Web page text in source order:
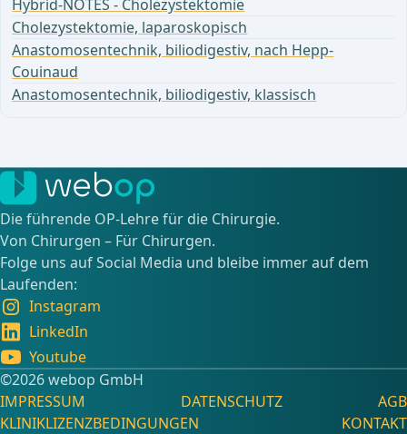
Hybrid-NOTES - Cholezystektomie
Cholezystektomie, laparoskopisch
Anastomosentechnik, biliodigestiv, nach Hepp-
Couinaud
Anastomosentechnik, biliodigestiv, klassisch
Die führende OP-Lehre für die Chirurgie.
Von Chirurgen – Für Chirurgen.
Folge uns auf Social Media und bleibe immer auf dem
Laufenden:
Instagram
LinkedIn
Youtube
©️2026 webop GmbH
IMPRESSUM
DATENSCHUTZ
AGB
KLINIKLIZENZBEDINGUNGEN
KONTAKT